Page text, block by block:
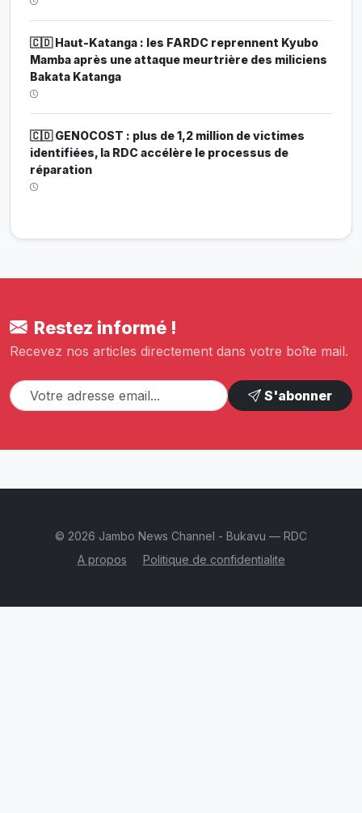
🇨🇩 Haut-Katanga : les FARDC reprennent Kyubo
Mamba après une attaque meurtrière des miliciens
Bakata Katanga
🇨🇩 GENOCOST : plus de 1,2 million de victimes
identifiées, la RDC accélère le processus de
réparation
Restez informé !
Recevez nos articles directement dans votre boîte mail.
S'abonner
© 2026 Jambo News Channel - Bukavu — RDC
A propos
Politique de confidentialite